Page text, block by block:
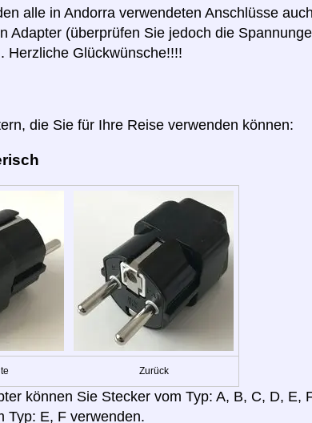
alle in Andorra verwendeten Anschlüsse
Adapter (überprüfen Sie jedoch die
Herzliche Glückwünsche!!!!
die Sie für Ihre Reise verwenden können:
Zurück
können Sie Stecker vom Typ: A, B, C, D, E,
Typ: E, F verwenden.